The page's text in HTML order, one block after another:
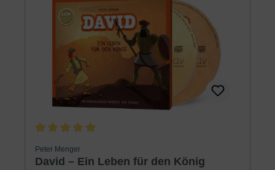
Peter Menger
David – Ein Leben für den König